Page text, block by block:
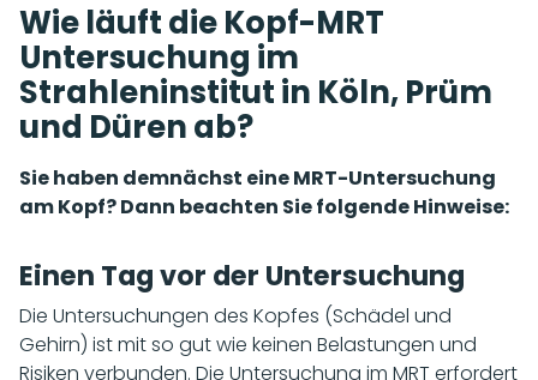
Wie läuft die Kopf-MRT
Untersuchung im
Strahleninstitut in Köln, Prüm
und Düren ab?
Sie haben demnächst eine MRT-Untersuchung
am Kopf? Dann beachten Sie folgende Hinweise:
Einen Tag vor der Untersuchung
Die Untersuchungen des Kopfes (Schädel und
Gehirn) ist mit so gut wie keinen Belastungen und
Risiken verbunden. Die Untersuchung im MRT erfordert